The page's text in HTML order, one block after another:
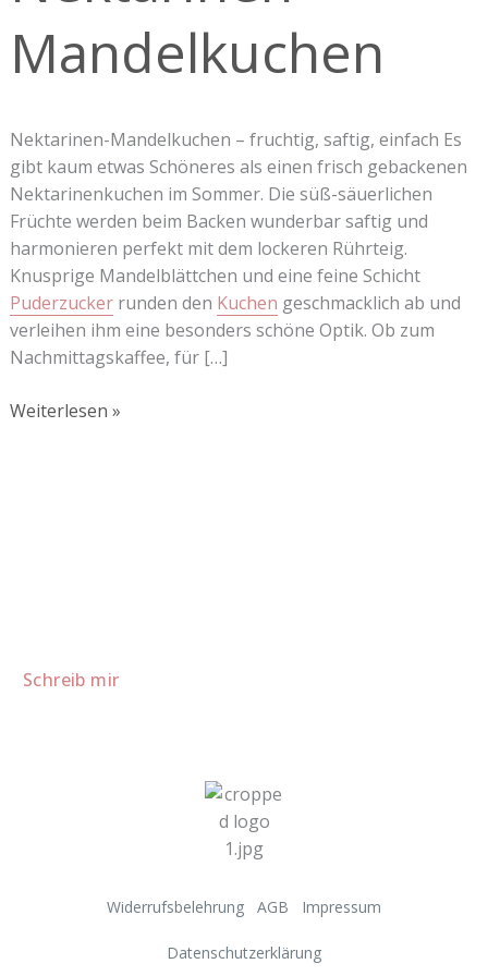
Mandelkuchen
Nektarinen-Mandelkuchen – fruchtig, saftig, einfach Es
gibt kaum etwas Schöneres als einen frisch gebackenen
Nektarinenkuchen im Sommer. Die süß-säuerlichen
Früchte werden beim Backen wunderbar saftig und
harmonieren perfekt mit dem lockeren Rührteig.
Knusprige Mandelblättchen und eine feine Schicht
Puderzuckerrunden den Kuchen geschmacklich ab und
verleihen ihm eine besonders schöne Optik. Ob zum
Nachmittagskaffee, für […]
Weiterlesen »
Schreib mir
Widerrufsbelehrung AGB Impressum
Datenschutzerklärung